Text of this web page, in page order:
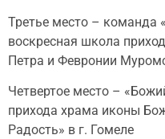
Третье место – команда
воскресная школа
Петра и Февронии
Четвертое место –
прихода храма иконы
Радость» в г. Гомеле